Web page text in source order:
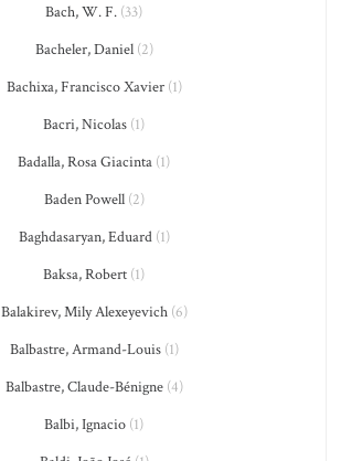
Bach, W. F. (33)
Bacheler, Daniel(2)
Bachixa, Francisco Xavier(1)
Bacri, Nicolas (1)
Badalla, Rosa Giacinta (1)
Baden Powell(2)
Baghdasaryan, Eduard(1)
Baksa, Robert (1)
Balakirev, Mily Alexeyevich(6)
Balbastre, Armand-Louis(1)
Balbastre, Claude-Bénigne(4)
Balbi, Ignacio (1)